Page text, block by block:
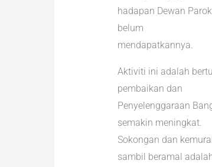
hadapan Dewan
belum
mendapatkannya.
Aktiviti ini adalah
pembaikan dan
Penyelenggaraan
semakin meningkat.
Sokongan dan
sambil beramal